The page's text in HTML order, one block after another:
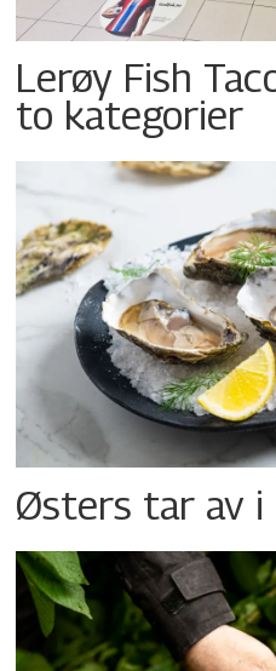
Lerøy Fish
to kategorier
Østers tar av i